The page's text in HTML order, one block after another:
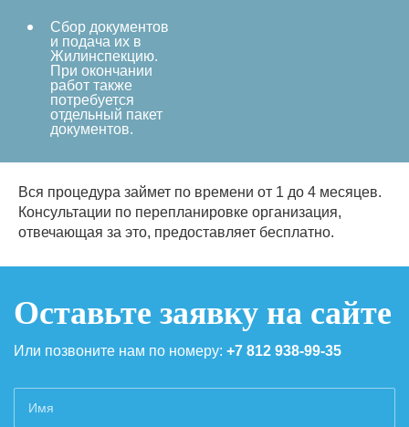
Сбор документов
и подача их в
Жилинспекцию.
При окончании
работ также
потребуется
отдельный пакет
документов.
Вся процедура займет по времени от 1 до 4 месяцев.
Консультации по перепланировке организация,
отвечающая за это, предоставляет бесплатно.
Оставьте заявку на сайте
Или позвоните нам по номеру: +7 812 938-99-35